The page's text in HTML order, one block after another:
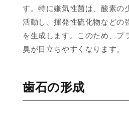
す。特に嫌気性菌は、酸素の
活動し、揮発性硫化物などの
を生成します。このため、プ
臭が目立ちやすくなります。
歯石の形成